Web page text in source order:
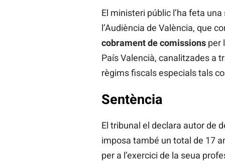
El ministeri públic l’ha feta
l’Audiència de València, que
cobrament de comissionsper
País Valencià, canalitzades a
règims fiscals especials tals
Sentència
El tribunal el declara autor de
imposa també un total de 17
per a l’exercici de la seua